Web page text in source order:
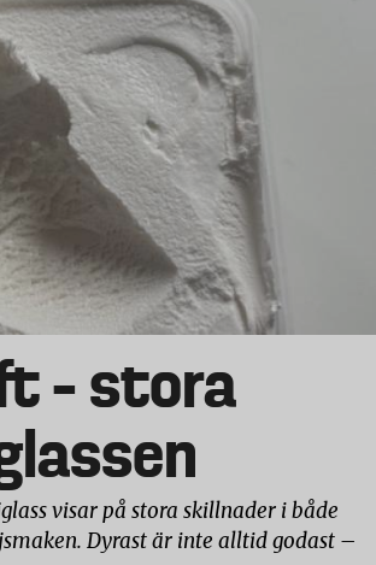
Öppningen täpptes för med
minuter det tog för temperaturen i
I vantarna fanns tyngder så att de inte
tumgrepp, något lägre på de
komma in genom dragkedjan.
vantarna vägdes var för sig före testet,
i vattenbadet. Papprets viktökning
och vantens viktökning visar hur
– stora
visar på stora skillnader i både
Dyrast är inte alltid godast –